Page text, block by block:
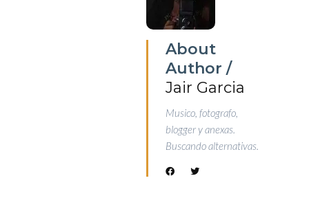
About
Author /
Jair Garcia
Musico, fotografo,
blogger y anexas.
Buscando alternativas.